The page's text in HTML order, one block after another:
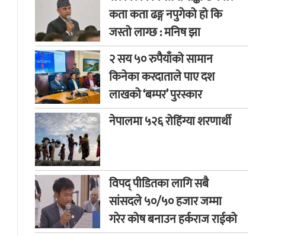
कता कता ढङ्ग नपुगेको हो कि
जस्तो लाग्छ : मनिष झा
२ सय ५० रुपैयाँको सामान
किनेका करदाताले पाए दश
लाखको ‘बम्पर’ पुरस्कार
नेपालमा ५२६ रोहिंग्या शरणार्थी
विपद् पीडितका लागि सबै
सांसदले ५०/५० हजार जम्मा
गरेर कोष बनाउन हर्कराज राईको